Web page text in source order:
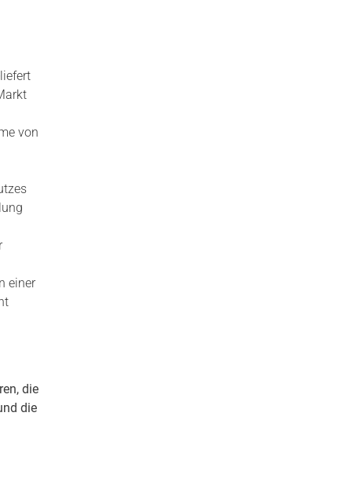
von
einer
die
die